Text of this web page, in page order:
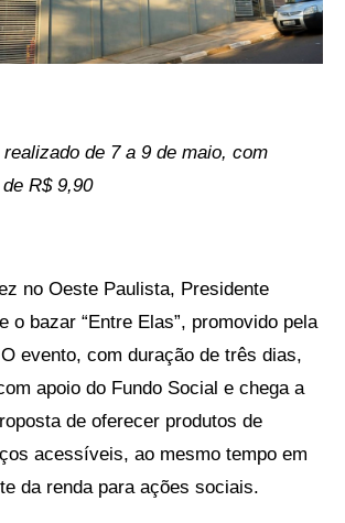
de 7 a 9 de maio, com
R$ 9,90
no Oeste Paulista, Presidente
o bazar “Entre Elas”, promovido pela
evento, com duração de três dias,
apoio do Fundo Social e chega a
de oferecer produtos de
acessíveis, ao mesmo tempo em
da renda para ações sociais.